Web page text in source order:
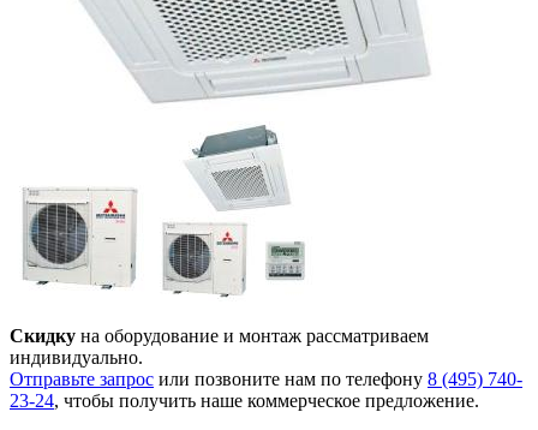
Скидку на оборудование и монтаж рассматриваем
индивидуально.
Отправьте запрос или позвоните нам по телефону 8 (495) 740-
23-24, чтобы получить наше коммерческое предложение.